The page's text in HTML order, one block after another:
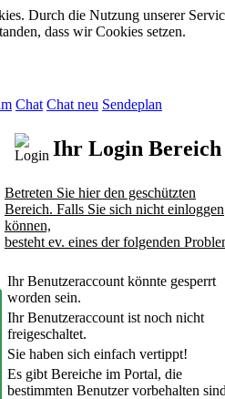
Durch die Nutzung unserer
dass wir Cookies setzen.
Chat Chat neu Sendeplan
Ihr Login Bereich
Betreten Sie hier den geschützten
Bereich. Falls Sie sich nicht einloggen
können,
besteht ev. eines der folgenden
Ihr Benutzeraccount könnte gesperrt
worden sein.
Ihr Benutzeraccount ist noch nicht
freigeschaltet.
Sie haben sich einfach vertippt!
Es gibt Bereiche im Portal, die
bestimmten Benutzer vorbehalten